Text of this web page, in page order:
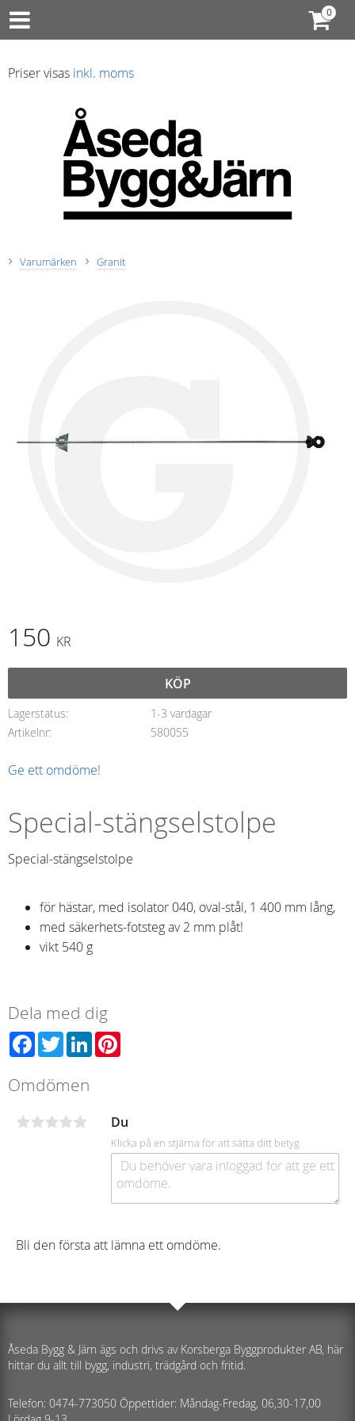
Priser visas inkl. moms
Varumärken Granit
150 KR
KÖP
Lagerstatus
1-3 vardagar
Artikelnr
580055
Ge ett omdöme!
Special-stängselstolpe
Special-stängselstolpe
för hästar, med isolator 040, oval-stål, 1 400 mm lång,
med säkerhets-fotsteg av 2 mm plåt!
vikt 540 g
Dela med dig
Facebook
TwitterLinkedIn
Omdömen
Du
Klicka på en stjärna för att sätta ditt betyg
Bli den första att lämna ett omdöme.
Åseda Bygg & Järn ägs och drivs av Korsberga Byggprodukter AB, här
hittar du allt till bygg, industri, trädgård och fritid.
Telefon: 0474-773050 Öppettider: Måndag-Fredag, 06,30-17,00